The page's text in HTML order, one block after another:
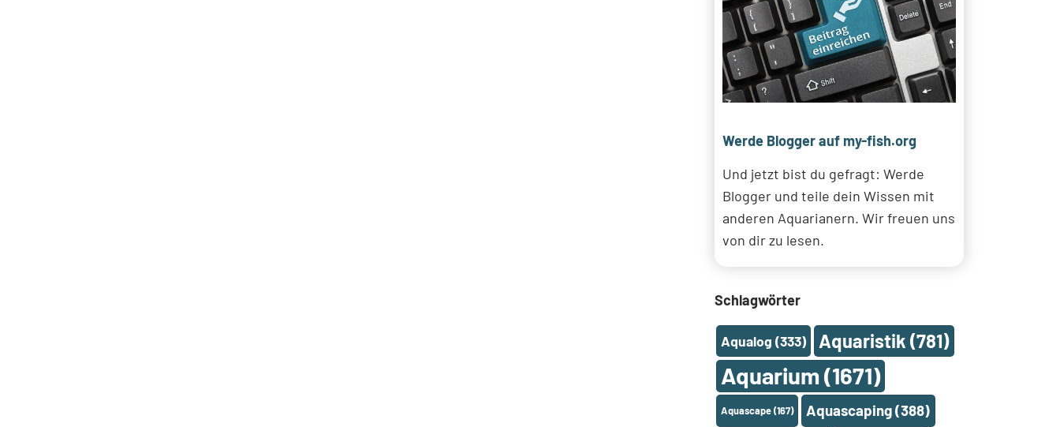
Werde Blogger auf my-fish.org
Und jetzt bist du gefragt: Werde
Blogger und teile dein Wissen mit
anderen Aquarianern. Wir freuen uns
von dir zu lesen.
Schlagwörter
Aqualog (333) Aquaristik (781)
Aquarium (1671)
Aquascape(167) Aquascaping(388)